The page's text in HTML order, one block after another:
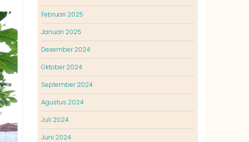
Februari 2025
Januari 2025
Desember 2024
Oktober 2024
September 2024
Agustus 2024
Juli 2024
Juni 2024